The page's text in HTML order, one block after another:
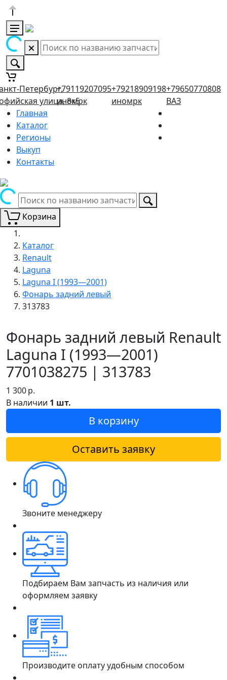
Петербург,
улица, 8к5
+79119207095
иномрк
+79218909198
иномрк
+79650770808
ВАЗ
Главная
Каталог
Регионы
Выкуп
Контакты
Корзина
Каталог
Renault
Laguna
Laguna I (1993—2001)
Фонарь задний левый
313783
Фонарь задний левый Renault
Laguna I (1993—2001)
7701038275 | 313783
1 300р.
В наличии 1 шт.
В корзину
Оставить заявку
Звоните менеджеру
Подбираем Вам запчасть из наличия или
оформляем заявку
Производите оплату удобным способом